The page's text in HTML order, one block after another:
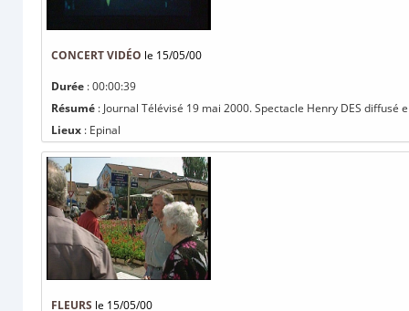
CONCERT VIDÉO le 15/05/00
Durée : 00:00:39
Résumé : Journal Télévisé 19 mai 2000. Spectacle Henry DES diffusé
Lieux : Epinal
FLEURS le 15/05/00